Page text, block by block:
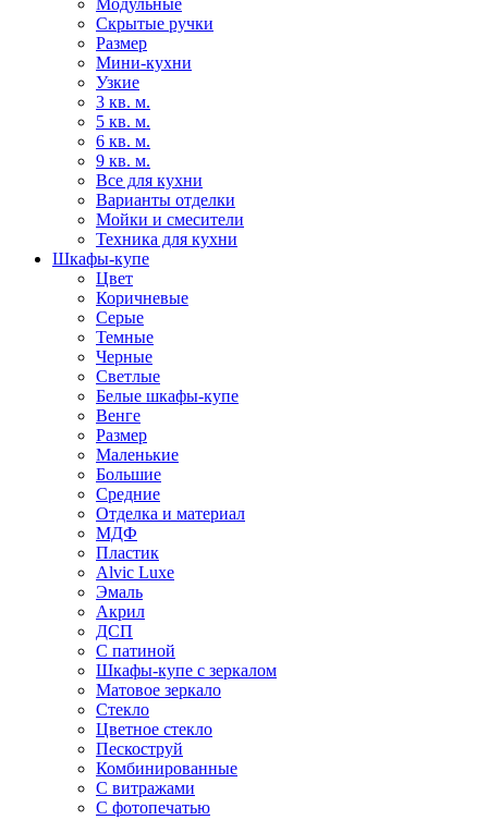
Модульные
Скрытые ручки
Размер
Мини-кухни
Узкие
3 кв. м.
5 кв. м.
6 кв. м.
9 кв. м.
Все для кухни
Варианты отделки
Мойки и смесители
Техника для кухни
Шкафы-купе
Цвет
Коричневые
Серые
Темные
Черные
Светлые
Белые шкафы-купе
Венге
Размер
Маленькие
Большие
Средние
Отделка и материал
МДФ
Пластик
Alvic Luxe
Эмаль
Акрил
ДСП
С патиной
Шкафы-купе с зеркалом
Матовое зеркало
Стекло
Цветное стекло
Пескоструй
Комбинированные
С витражами
С фотопечатью